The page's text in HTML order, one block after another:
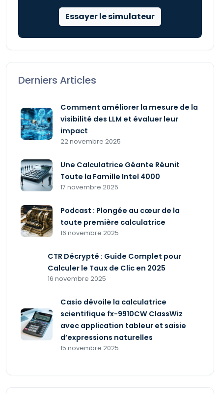
Essayer le simulateur
Derniers Articles
Comment améliorer la mesure de la
visibilité des LLM et évaluer leur
impact
22 novembre 2025
Une Calculatrice Géante Réunit
Toute la Famille Intel 4000
17 novembre 2025
Podcast : Plongée au cœur de la
toute première calculatrice
16 novembre 2025
CTR Décrypté : Guide Complet pour
Calculer le Taux de Clic en 2025
16 novembre 2025
Casio dévoile la calculatrice
scientifique fx-9910CW ClassWiz
avec application tableur et saisie
d’expressions naturelles
15 novembre 2025